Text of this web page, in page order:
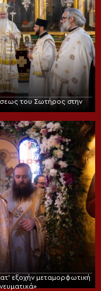
του Σωτήρος στην
εξοχήν μεταμορφωτική